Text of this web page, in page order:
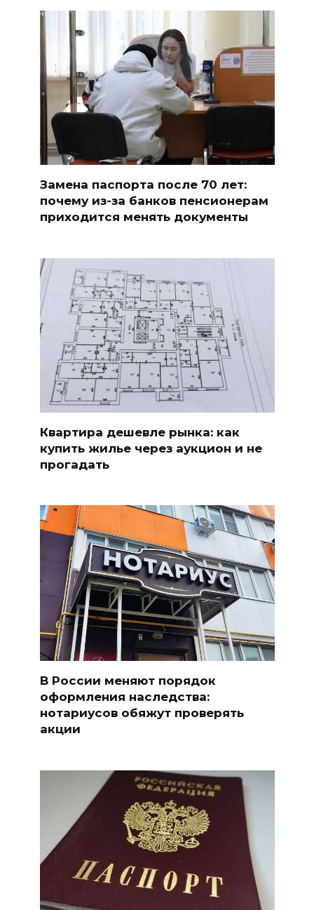
Замена паспорта после 70 лет:
почему из-за банков пенсионерам
приходится менять документы
Квартира дешевле рынка: как
купить жилье через аукцион и не
прогадать
В России меняют порядок
оформления наследства:
нотариусов обяжут проверять
акции